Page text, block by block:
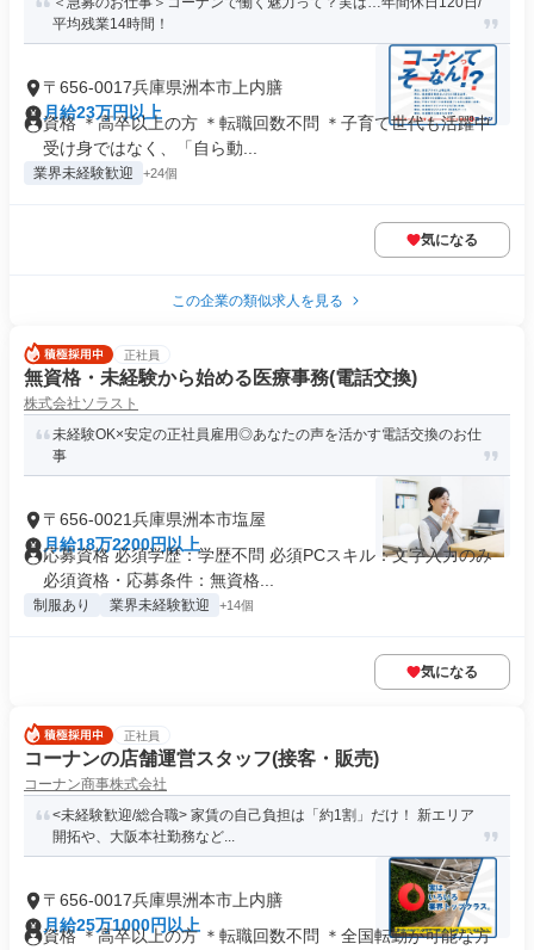
平均残業14時間！
〒656-0017兵庫県洲本市上内膳
月給23万円以上
資格 ＊高卒以上の方 ＊転職回数不問 ＊子育て世代も活躍中
受け身ではなく、「自ら動...
業界未経験歓迎 +24個
気になる
この企業の類似求人を見る
正社員
無資格・未経験から始める医療事務(電話交換)
株式会社ソラスト
未経験OK×安定の正社員雇用◎あなたの声を活かす電話交換のお仕
事
〒656-0021兵庫県洲本市塩屋
月給18万2200円以上
応募資格 必須学歴：学歴不問 必須PCスキル：文字入力のみ
必須資格・応募条件：無資格...
制服あり 業界未経験歓迎 +14個
気になる
正社員
コーナンの店舗運営スタッフ(接客・販売)
コーナン商事株式会社
<未経験歓迎/総合職> 家賃の自己負担は「約1割」だけ！ 新エリア
開拓や、大阪本社勤務など...
〒656-0017兵庫県洲本市上内膳
月給25万1000円以上
資格 ＊高卒以上の方 ＊転職回数不問 ＊全国転勤が可能な方